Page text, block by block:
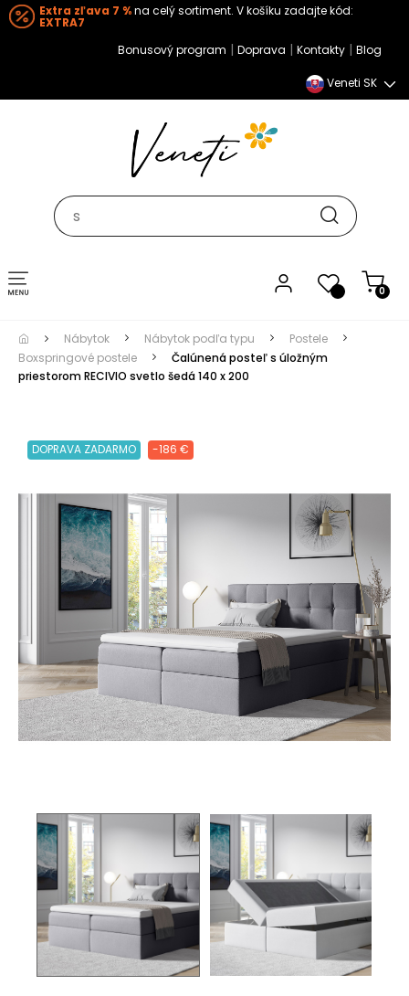
Extra zľava 7 %na celý sortiment. V košíku zadajte kód:
EXTRA7
Bonusový program | Doprava | Kontakty | Blog
Veneti SK
0
Toggle navigation
Nábytok Nábytok podľa typu
Postele
Boxspringové postele
Čalúnená posteľ s úložným
priestorom RECIVIO svetlo šedá 140 x 200
DOPRAVA ZADARMO -186 €